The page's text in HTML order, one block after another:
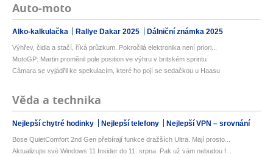
Auto-moto
Alko-kalkulačka Rallye Dakar 2025 Dálniční známka 2025
Výhřev, čidla a stačí, říká průzkum. Pokročilá elektronika není priori...
MotoGP: Martin proměnil pole position ve výhru v britském sprintu
Câmara se vyjádřil ke spekulacím, které ho pojí se sedačkou u Haasu
Věda a technika
Nejlepší chytré hodinky Nejlepší telefony Nejlepší VPN – srovnání
Bose QuietComfort 2nd Gen přebírají funkce dražších Ultra. Mají prosto...
Aktualizujte své Windows 11 Insider do 11. srpna. Pak už vám nebudou f...